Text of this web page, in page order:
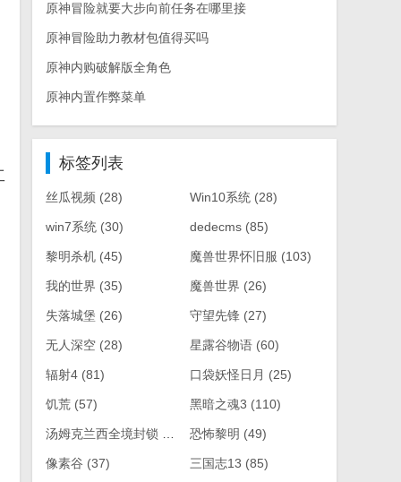
原神冒险就要大步向前任务在哪里接
原神冒险助力教材包值得买吗
原神内购破解版全角色
原神内置作弊菜单
标签列表
丝瓜视频 (28) Win10系统 (28)
win7系统(30) dedecms (85)
黎明杀机(45) 魔兽世界怀旧服 (103)
我的世界 (35) 魔兽世界 (26)
失落城堡 (26) 守望先锋 (27)
无人深空(28) 星露谷物语 (60)
辐射4(81) 口袋妖怪日月 (25)
饥荒(57) 黑暗之魂3 (110)
汤姆克兰西全境封锁 恐怖黎明 (49)
像素谷 (37) 三国志13 (85)